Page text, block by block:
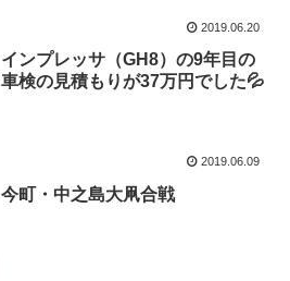
2019.06.20
インプレッサ（GH8）の9年目の
車検の見積もりが37万円でした💦
2019.06.09
今町・中之島大凧合戦